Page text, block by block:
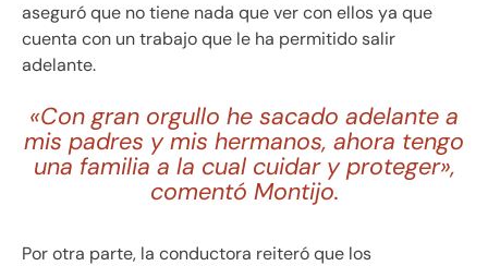
aseguró que no tiene nada que ver con ellos ya que
cuenta con un trabajo que le ha permitido salir
adelante.
«Con gran orgullo he sacado adelante a
mis padres y mis hermanos, ahora tengo
una familia a la cual cuidar y proteger»,
comentó Montijo.
Por otra parte, la conductora reiteró que los